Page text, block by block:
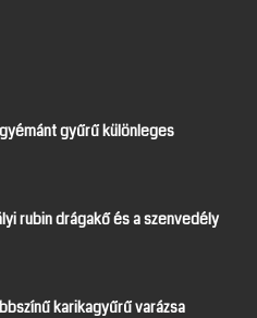
gyűrű különleges
rubin drágakő és a szenvedély
karikagyűrű varázsa